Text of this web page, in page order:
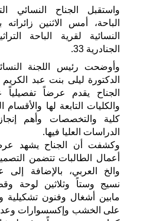
واستقبل الجناح النسائي
الباحة، أمس الاثنين
النسائية لقرية الباحة
الجنادرية 33.
وأوضحت رئيس اللجنة
الدكتورة ليلى بنت عبد
الجناح يقدم عرضاً تفصيلياً
والكليات التابعة لها والأقسام
كلية والتخصصات وأهم
الدراسات العليا فيها.
وكشفت أن الجناح يشهد
أعمال الطالبات تتضمن
والخ العربي، بالإضافة
نسيج وستاً وثلاثين لوحة
مابين أشغال وفنون
على الخشب وإكسسوارات وعدد